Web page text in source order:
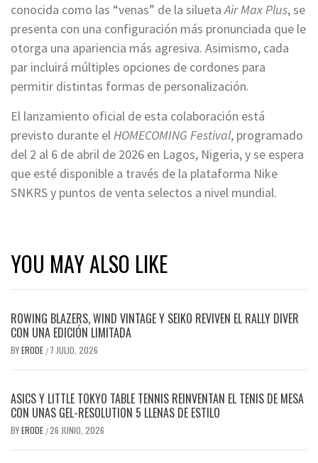
conocida como las “venas” de la siluetaAir Max Plus, se
presenta con una configuración más pronunciada que le
otorga una apariencia más agresiva. Asimismo, cada
par incluirá múltiples opciones de cordones para
permitir distintas formas de personalización.
El lanzamiento oficial de esta colaboración está
previsto durante elHOMECOMING Festival, programado
del 2 al 6 de abril de 2026 en Lagos, Nigeria, y se espera
que esté disponible a través de la plataforma Nike
SNKRS y puntos de venta selectos a nivel mundial.
YOU MAY ALSO LIKE
ROWING BLAZERS, WIND VINTAGE Y SEIKO REVIVEN EL RALLY DIVER
CON UNA EDICIÓN LIMITADA
BYERODE / 7 JULIO, 2026
ASICS Y LITTLE TOKYO TABLE TENNIS REINVENTAN EL TENIS DE MESA
CON UNAS GEL-RESOLUTION 5 LLENAS DE ESTILO
BYERODE /26 JUNIO, 2026